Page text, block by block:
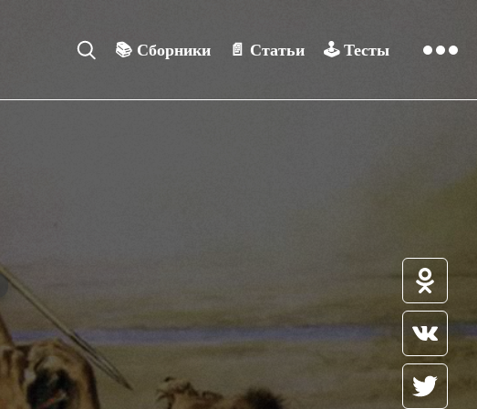
📚 Сборники 📄 Статьи 🕹️ Тесты